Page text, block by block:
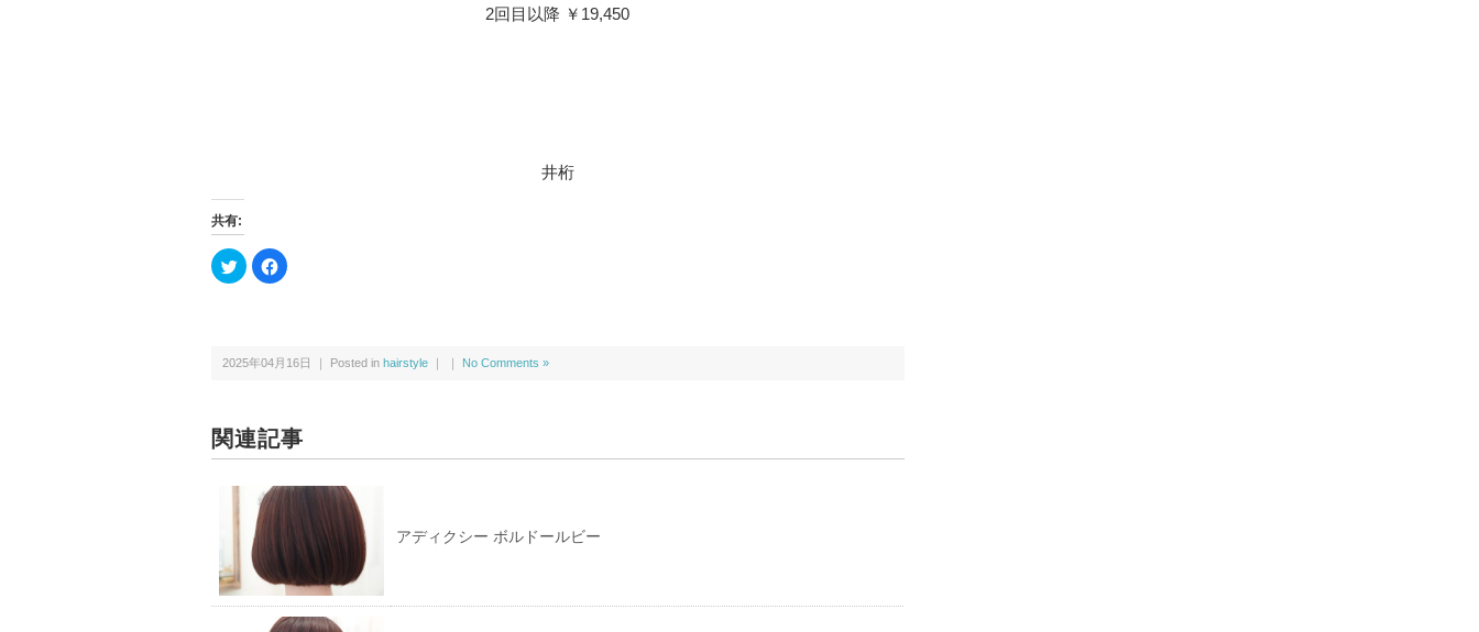
2回目以降 ￥19,450
井桁
共有:
ク
リ
w
i
で
共
有
し
ド
ウ
で
開
き
F
a
k
で
に
は
ク
ッ
て
く
だ
さ
い
(新
し
い
2025年04月16日 ｜ Posted in hairstyle ｜ ｜ No Comments »
関連記事
アディクシー ボルドールビー